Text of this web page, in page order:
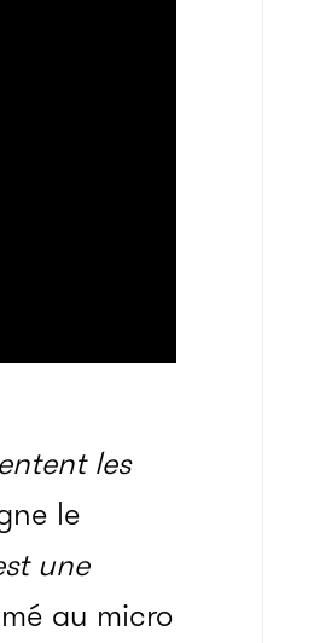
les
le
une
au micro